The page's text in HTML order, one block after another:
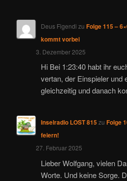
Deus Figendi zu Folge 115 –
kommt vorbei
3. Dezember 2025
Hi Bei 1:23:40 habt ihr
vertan, der Einspieler und
gleichzeitig und danach
Inselradio LOST 815zu Folge
feiern!
27. Februar 2025
Lieber Wolfgang, vielen
Worte. Und keine Sorge.